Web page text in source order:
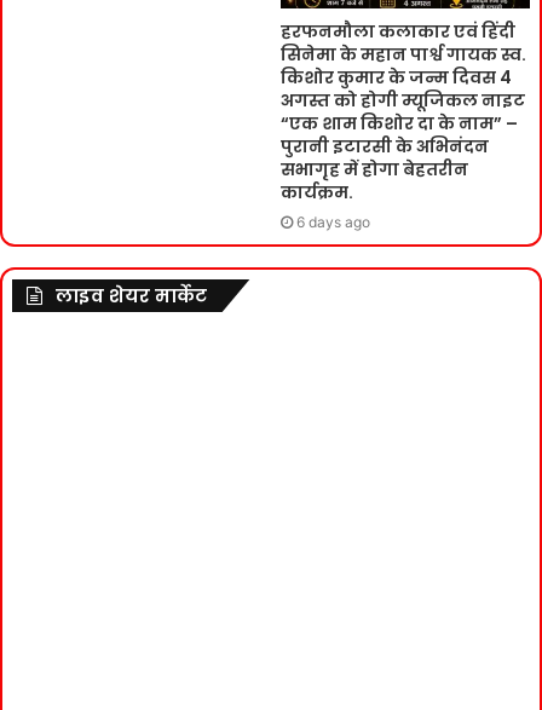
हरफनमौला कलाकार एवं हिंदी
सिनेमा के महान पार्श्व गायक स्व.
किशोर कुमार के जन्म दिवस 4
अगस्त को होगी म्यूजिकल नाइट
“एक शाम किशोर दा के नाम” –
पुरानी इटारसी के अभिनंदन
सभागृह में होगा बेहतरीन
कार्यक्रम.
6 days ago
लाइव शेयर मार्केट